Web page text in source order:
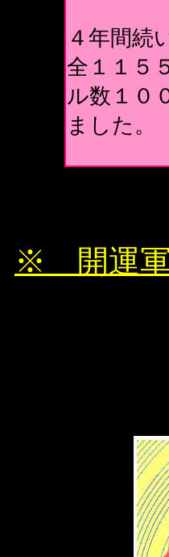
４年間続
全１１５
ル数１０
ました。
※ 開運軍